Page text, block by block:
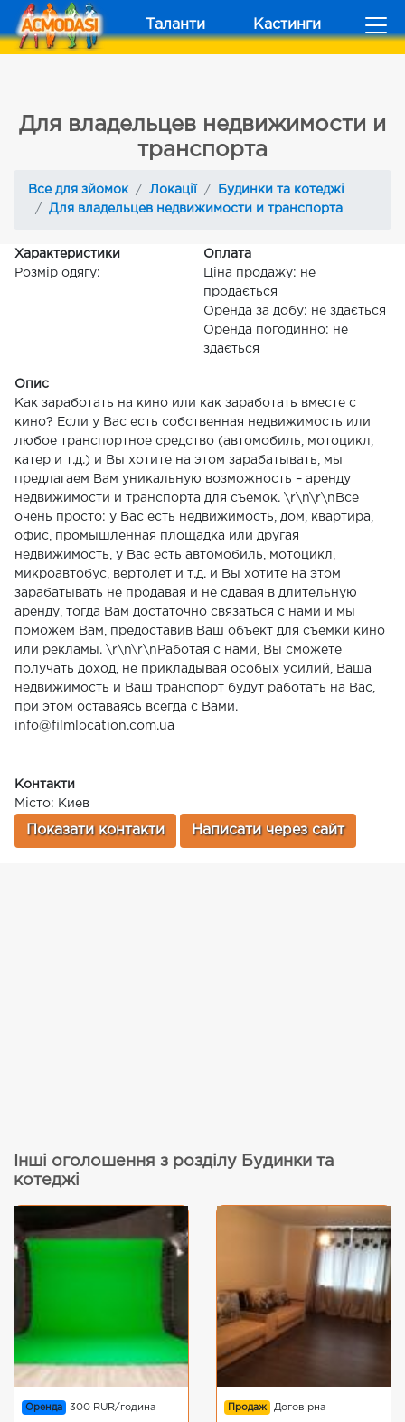
Таланти Кастинги
Для владельцев недвижимости и
транспорта
Все для зйомок Локації
Будинки та котеджі
Для владельцев недвижимости и транспорта
Характеристики
Розмір одягу:
Оплата
Ціна продажу: не
продається
Оренда за добу: не здається
Оренда погодинно: не
здається
Опис
Как заработать на кино или как заработать вместе с
кино? Если у Вас есть собственная недвижимость или
любое транспортное средство (автомобиль, мотоцикл,
катер и т.д.) и Вы хотите на этом зарабатывать, мы
предлагаем Вам уникальную возможность – аренду
недвижимости и транспорта для съемок. \r\n\r\nВсе
очень просто: у Вас есть недвижимость, дом, квартира,
офис, промышленная площадка или другая
недвижимость, у Вас есть автомобиль, мотоцикл,
микроавтобус, вертолет и т.д. и Вы хотите на этом
зарабатывать не продавая и не сдавая в длительную
аренду, тогда Вам достаточно связаться с нами и мы
поможем Вам, предоставив Ваш объект для съемки кино
или рекламы. \r\n\r\nРаботая с нами, Вы сможете
получать доход, не прикладывая особых усилий, Ваша
недвижимость и Ваш транспорт будут работать на Вас,
при этом оставаясь всегда с Вами.
info@filmlocation.com.ua
Контакти
Місто: Киев
Показати контакти Написати через сайт
Інші оголошення з розділу Будинки та
котеджі
Оренда 300 RUR/година Продаж Договірна